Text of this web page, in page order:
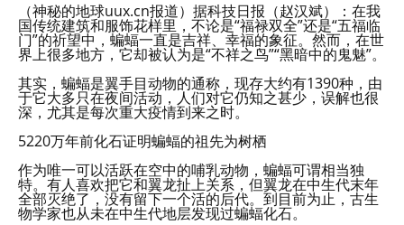
（神秘的地球uux.cn报道）据科技日报（赵汉斌）：在我
国传统建筑和服饰花样里，不论是“福禄双全”还是“五福临
门”的祈望中，蝙蝠一直是吉祥、幸福的象征。然而，在世
界上很多地方，它却被认为是“不祥之鸟”“黑暗中的鬼魅”。
其实，蝙蝠是翼手目动物的通称，现存大约有1390种，由
于它大多只在夜间活动，人们对它仍知之甚少，误解也很
深，尤其是每次重大疫情到来之时。
5220万年前化石证明蝙蝠的祖先为树栖
作为唯一可以活跃在空中的哺乳动物，蝙蝠可谓相当独
特。有人喜欢把它和翼龙扯上关系，但翼龙在中生代末年
全部灭绝了，没有留下一个活的后代。到目前为止，古生
物学家也从未在中生代地层发现过蝙蝠化石。